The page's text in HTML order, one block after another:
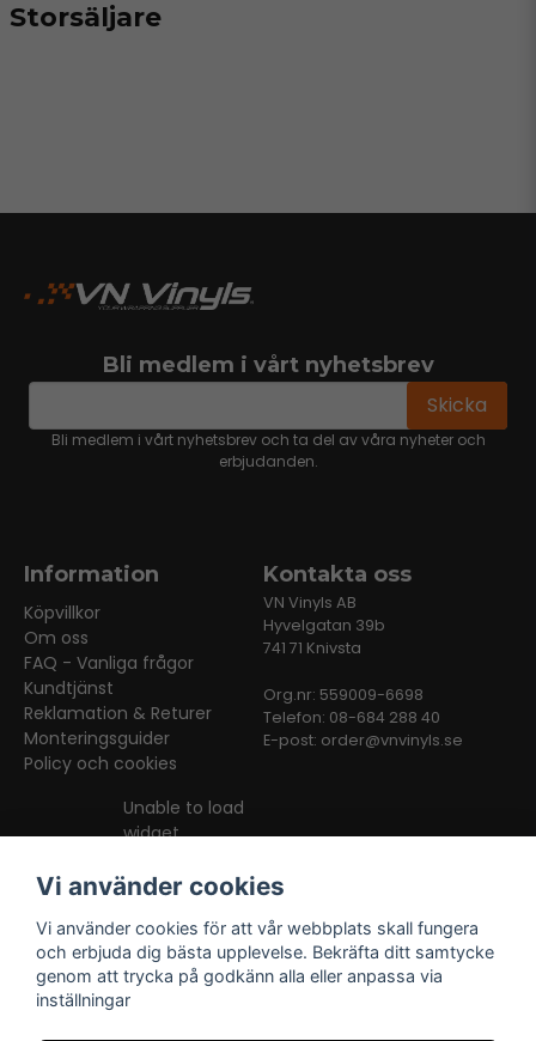
Storsäljare
Bli medlem i vårt nyhetsbrev
email Skicka
Bli medlem i vårt nyhetsbrev och ta del av våra nyheter och
erbjudanden.
Information
Köpvillkor
Om oss
FAQ - Vanliga frågor
Kundtjänst
Reklamation & Returer
Monteringsguider
Policy och cookies
Kontakta oss
VN Vinyls AB
Hyvelgatan 39b
741 71 Knivsta
Org.nr: 559009-6698
Telefon: 08-684 288 40
E-post: order@vnvinyls.se
Unable to load
widget
Vi använder cookies
Vi använder cookies för att vår webbplats skall fungera
och erbjuda dig bästa upplevelse. Bekräfta ditt samtycke
genom att trycka på godkänn alla eller anpassa via
inställningar